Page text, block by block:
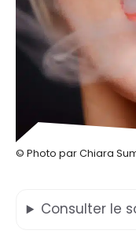
© Photo par Chiara
Consulter le